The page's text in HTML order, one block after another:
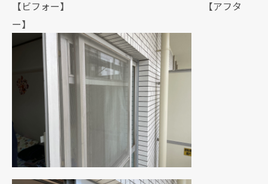
【ビフォー】 【アフタ
ー】